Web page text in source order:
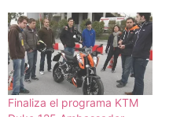
Finaliza el programa KTM